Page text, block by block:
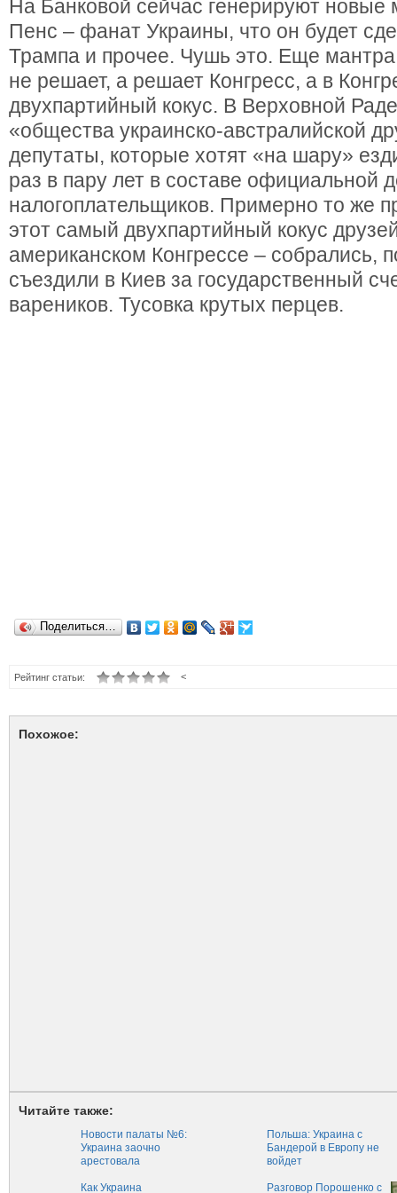
На Банковой сейчас генерируют
Пенс – фанат Украины, что он будет
Трампа и прочее. Чушь это. Еще мантра
не решает, а решает Конгресс, а в
двухпартийный кокус. В Верховной
«общества украинско-австралийской
депутаты, которые хотят «на шару»
раз в пару лет в составе официальной
налогоплательщиков. Примерно то же
этот самый двухпартийный кокус
американском Конгрессе – собрались,
съездили в Киев за государственный
вареников. Тусовка крутых перцев.
Поделиться…
<
Рейтинг статьи:
Похожое:
Читайте также:
Новости палаты №6:
Украина заочно
арестовала
Российской
Польша: Украина с
Бандерой в Европу не
войдет
Как Украина
Разговор Порошенко с